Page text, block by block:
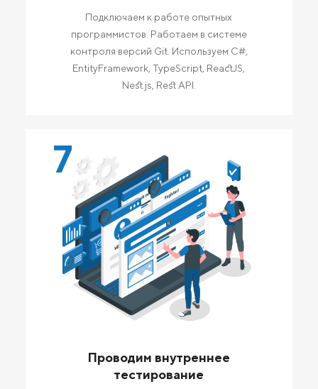
Подключаем к работе опытных
программистов. Работаем в системе
контроля версий Git. Используем C#,
EntityFramework, TypeScript, ReactJS,
Nest.js, Rest API.
7
Проводим внутреннее
тестирование